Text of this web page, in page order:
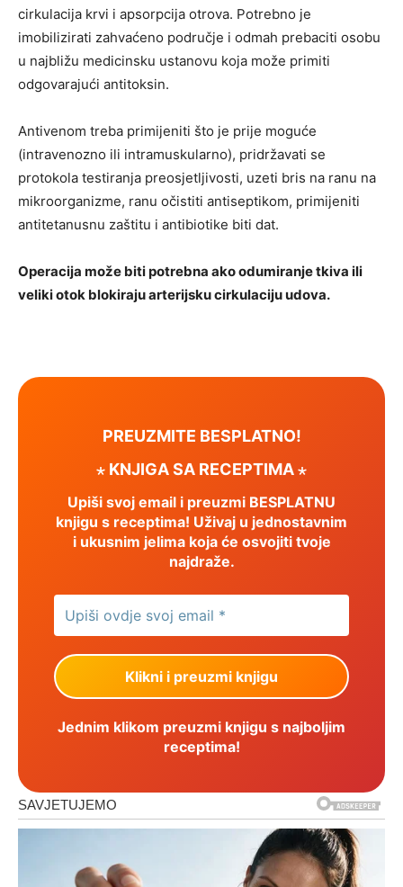
cirkulacija krvi i apsorpcija otrova. Potrebno je
imobilizirati zahvaćeno područje i odmah prebaciti osobu
u najbližu medicinsku ustanovu koja može primiti
odgovarajući antitoksin.
Antivenom treba primijeniti što je prije moguće
(intravenozno ili intramuskularno), pridržavati se
protokola testiranja preosjetljivosti, uzeti bris na ranu na
mikroorganizme, ranu očistiti antiseptikom, primijeniti
antitetanusnu zaštitu i antibiotike biti dat.
Operacija može biti potrebna ako odumiranje tkiva ili
veliki otok blokiraju arterijsku cirkulaciju udova.
PREUZMITE BESPLATNO!
⋆ KNJIGA SA RECEPTIMA ⋆
Upiši svoj email i preuzmi BESPLATNU
knjigu s receptima! Uživaj u jednostavnim
i ukusnim jelima koja će osvojiti tvoje
najdraže.
Jednim klikom preuzmi knjigu s najboljim
receptima!